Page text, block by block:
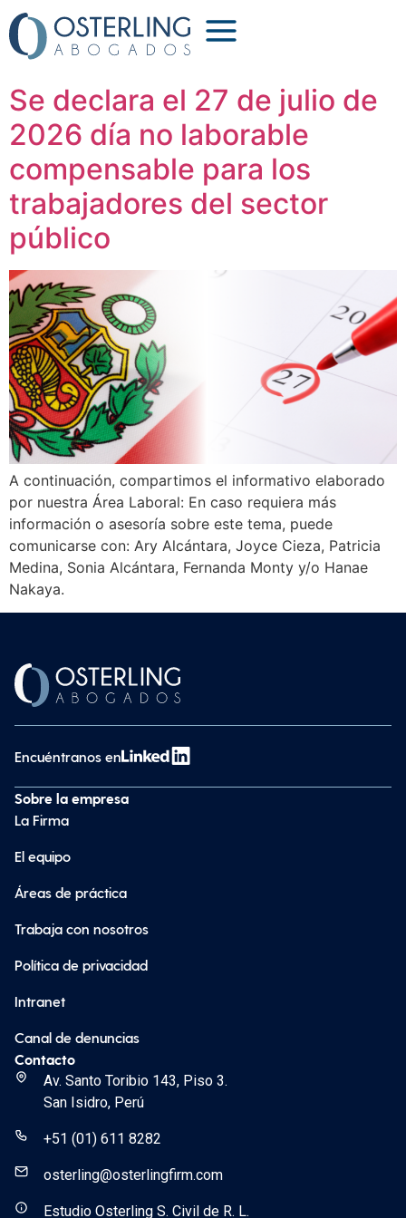
Etiqueta:julio
Se declara el 27 de julio de
2026 día no laborable
compensable para los
trabajadores del sector
público
A continuación, compartimos el informativo elaborado
por nuestra Área Laboral: En caso requiera más
información o asesoría sobre este tema, puede
comunicarse con: Ary Alcántara, Joyce Cieza, Patricia
Medina, Sonia Alcántara, Fernanda Monty y/o Hanae
Nakaya.
Encuéntranos en
Sobre la empresa
La Firma
El equipo
Áreas de práctica
Trabaja con nosotros
Política de privacidad
Intranet
Canal de denuncias
Contacto
Av. Santo Toribio 143, Piso 3.
San Isidro, Perú
+51 (01) 611 8282
osterling@osterlingfirm.com
Estudio Osterling S. Civil de R. L.